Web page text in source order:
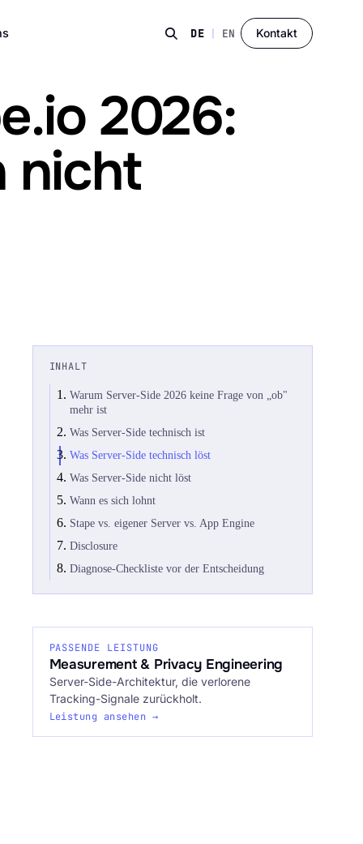
DE EN Kontakt
2026:
nicht
INHALT
Warum Server-Side 2026 keine Frage von „ob"
mehr ist
Was Server-Side technisch ist
Was Server-Side technisch löst
Was Server-Side nicht löst
Wann es sich lohnt
Stape vs. eigener Server vs. App Engine
Disclosure
Diagnose-Checkliste vor der Entscheidung
PASSENDE LEISTUNG
Measurement & Privacy Engineering
Server-Side-Architektur, die verlorene
Tracking-Signale zurückholt.
Leistung ansehen →